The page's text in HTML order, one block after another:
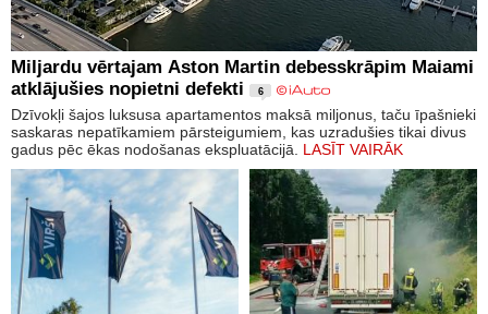
Miljardu vērtajam Aston Martin debesskrāpim Maiami
atklājušies nopietni defekti
6
Dzīvokļi šajos luksusa apartamentos maksā miljonus, taču īpašnieki
saskaras nepatīkamiem pārsteigumiem, kas uzradušies tikai divus
gadus pēc ēkas nodošanas ekspluatācijā. LASĪT VAIRĀK